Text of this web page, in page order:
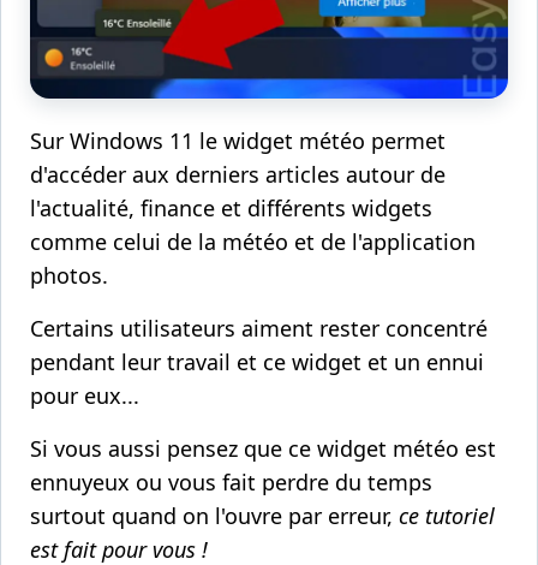
Sur Windows 11 le widget météo permet
d'accéder aux derniers articles autour de
l'actualité, finance et différents widgets
comme celui de la météo et de l'application
photos.
Certains utilisateurs aiment rester concentré
pendant leur travail et ce widget et un ennui
pour eux...
Si vous aussi pensez que ce widget météo est
ennuyeux ou vous fait perdre du temps
surtout quand on l'ouvre par erreur, ce tutoriel
est fait pour vous !